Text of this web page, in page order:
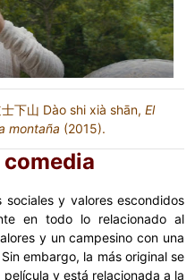
下山 Dào shi xià shān, El
montaña (2015).
sociales y valores escondidos
en todo lo relacionado al
y un campesino con una
embargo, la más original se
y está relacionada a la